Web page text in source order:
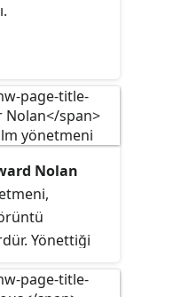
Nolan
Yönettiği
elde etmiştir.